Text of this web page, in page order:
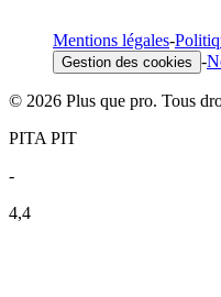
Mentions légales-
Gestion des cookies -
© 2026 Plus que pro. Tous
PITA PIT
-
4,4